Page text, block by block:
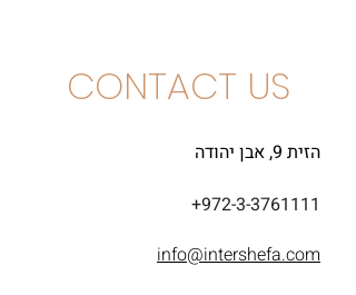
CONTACT US
הזית 9, אבן יהודה
+972-3-3761111
info@intershefa.com